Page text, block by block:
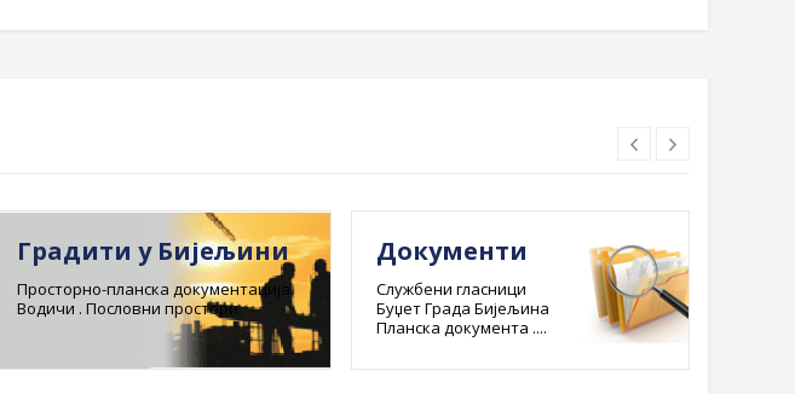
Градити у Бијељини
Просторно-планска документација.
Водичи . Пословни простори
Документи
Службени гласници
Буџет Града Бијељина
Планска документа ....